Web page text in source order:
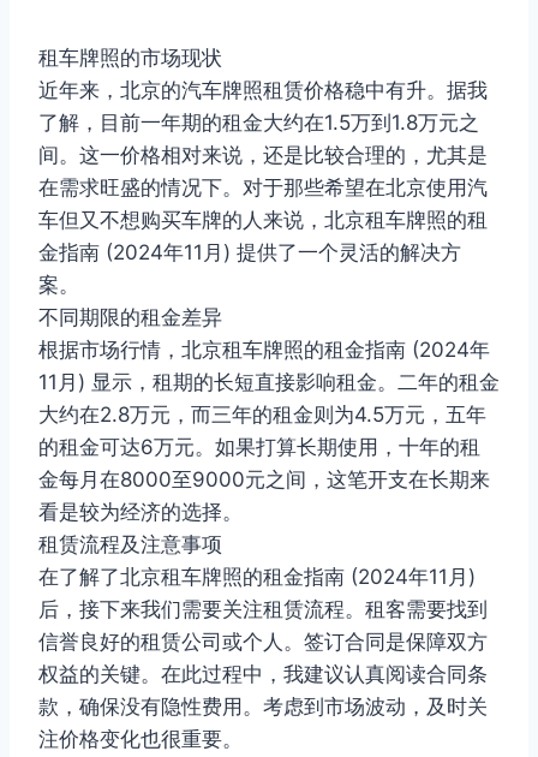
租车牌照的市场现状
近年来，北京的汽车牌照租赁价格稳中有升。据我
了解，目前一年期的租金大约在1.5万到1.8万元之
间。这一价格相对来说，还是比较合理的，尤其是
在需求旺盛的情况下。对于那些希望在北京使用汽
车但又不想购买车牌的人来说，北京租车牌照的租
金指南 (2024年11月) 提供了一个灵活的解决方
案。
不同期限的租金差异
根据市场行情，北京租车牌照的租金指南 (2024年
11月) 显示，租期的长短直接影响租金。二年的租金
大约在2.8万元，而三年的租金则为4.5万元，五年
的租金可达6万元。如果打算长期使用，十年的租
金每月在8000至9000元之间，这笔开支在长期来
看是较为经济的选择。
租赁流程及注意事项
在了解了北京租车牌照的租金指南 (2024年11月)
后，接下来我们需要关注租赁流程。租客需要找到
信誉良好的租赁公司或个人。签订合同是保障双方
权益的关键。在此过程中，我建议认真阅读合同条
款，确保没有隐性费用。考虑到市场波动，及时关
注价格变化也很重要。